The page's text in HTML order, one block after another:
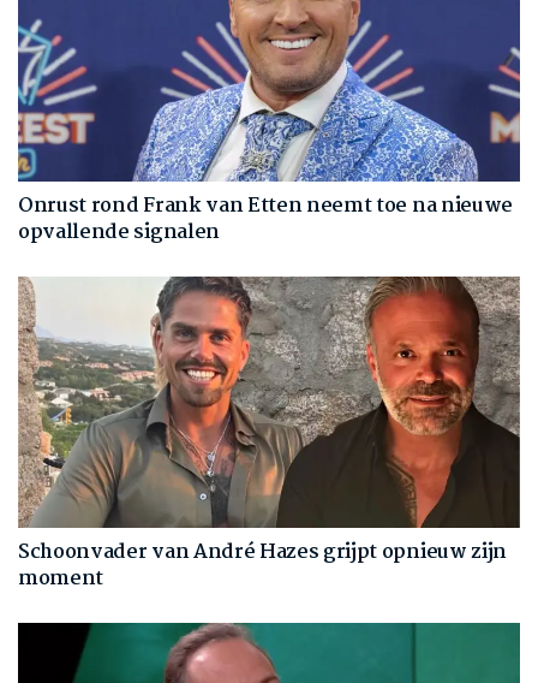
Onrust rond Frank van Etten neemt toe na nieuwe
opvallende signalen
Schoonvader van André Hazes grijpt opnieuw zijn
moment